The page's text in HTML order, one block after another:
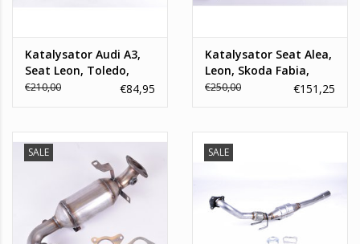
Katalysator Audi A3,
Seat Leon, Toledo,
Skoda Octavia,
€210,00 €84,95
Katalysator Seat Alea,
Leon, Skoda Fabia,
Volkswagen Golf, Polo
€250,00 €151,25
SALE SALE